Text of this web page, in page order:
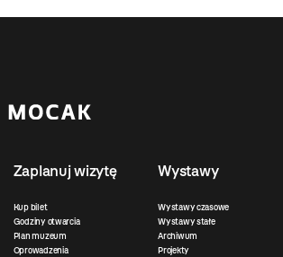
Zaplanuj wizytę
Kup bilet
Godziny otwarcia
Plan muzeum
Oprowadzenia
Wystawy
Wystawy czasowe
Wystawy stałe
Archiwum
Projekty